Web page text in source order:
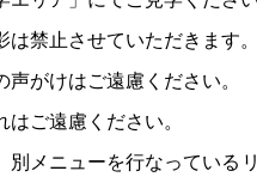
は禁止させていただきます
声がけはご遠慮ください。
ご遠慮ください。
別メニューを行なっている